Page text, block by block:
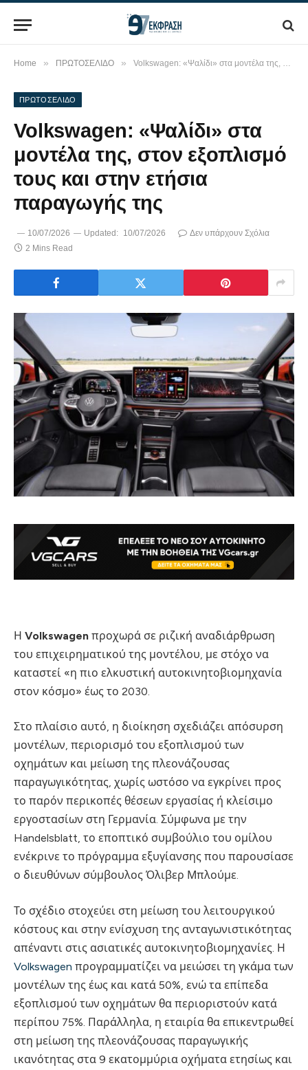
Home » ΠΡΩΤΟΣΕΛΙΔΟ » Volkswagen: «Ψαλίδι» στα μοντέλα της, στον εξοπλισμό τους και στην ετήσια παραγωγής της
ΠΡΩΤΟΣΕΛΙΔΟ
Volkswagen: «Ψαλίδι» στα
μοντέλα της, στον εξοπλισμό
τους και στην ετήσια
παραγωγής της
10/07/2026 Updated: 10/07/2026
Δεν υπάρχουν Σχόλια
2 Mins Read
Η Volkswagen προχωρά σε ριζική αναδιάρθρωση
του επιχειρηματικού της μοντέλου, με στόχο να
καταστεί «η πιο ελκυστική αυτοκινητοβιομηχανία
στον κόσμο» έως το 2030.
Στο πλαίσιο αυτό, η διοίκηση σχεδιάζει απόσυρση
μοντέλων, περιορισμό του εξοπλισμού των
οχημάτων και μείωση της πλεονάζουσας
παραγωγικότητας, χωρίς ωστόσο να εγκρίνει προς
το παρόν περικοπές θέσεων εργασίας ή κλείσιμο
εργοστασίων στη Γερμανία. Σύμφωνα με την
Handelsblatt, το εποπτικό συμβούλιο του ομίλου
ενέκρινε το πρόγραμμα εξυγίανσης που παρουσίασε
ο διευθύνων σύμβουλος Όλιβερ Μπλούμε.
Το σχέδιο στοχεύει στη μείωση του λειτουργικού
κόστους και στην ενίσχυση της ανταγωνιστικότητας
απέναντι στις ασιατικές αυτοκινητοβιομηχανίες. Η
Volkswagen προγραμματίζει να μειώσει τη γκάμα των
μοντέλων της έως και κατά 50%, ενώ τα επίπεδα
εξοπλισμού των οχημάτων θα περιοριστούν κατά
περίπου 75%. Παράλληλα, η εταιρία θα επικεντρωθεί
στη μείωση της πλεονάζουσας παραγωγικής
ικανότητας στα 9 εκατομμύρια οχήματα ετησίως και